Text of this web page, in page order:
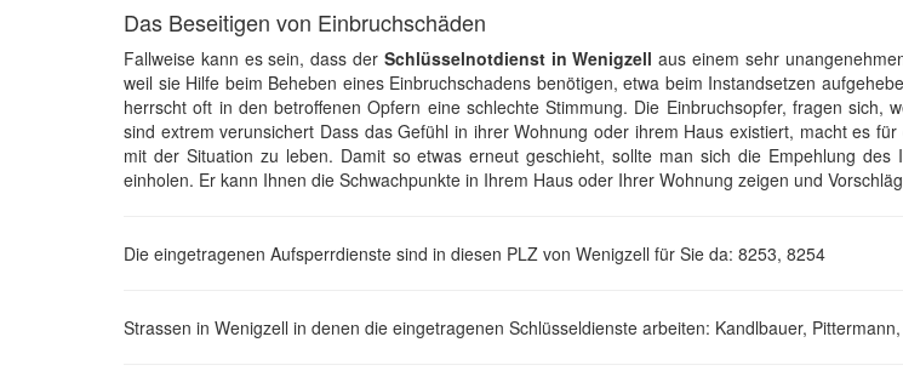
Das Beseitigen von Einbruchschäden
Fallweise kann es sein, dass der Schlüsselnotdienst in Wenigzell aus einem sehr
weil sie Hilfe beim Beheben eines Einbruchschadens benötigen, etwa beim Instandsetzen
herrscht oft in den betroffenen Opfern eine schlechte Stimmung. Die Einbruchsopfer, fragen sich,
sind extrem verunsichert Dass das Gefühl in ihrer Wohnung oder ihrem Haus existiert, macht es
mit der Situation zu leben. Damit so etwas erneut geschieht, sollte man sich die Empehlung des
einholen. Er kann Ihnen die Schwachpunkte in Ihrem Haus oder Ihrer Wohnung zeigen und
Die eingetragenen Aufsperrdienste sind in diesen PLZ von Wenigzell für Sie da: 8253, 8254
Strassen in Wenigzell in denen die eingetragenen Schlüsseldienste arbeiten: Kandlbauer,